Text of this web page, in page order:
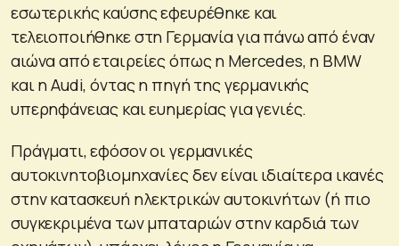
εσωτερικής καύσης εφευρέθηκε και
τελειοποιήθηκε στη Γερμανία για πάνω από έναν
αιώνα από εταιρείες όπως η Mercedes, η BMW
και η Audi, όντας η πηγή της γερμανικής
υπερηφάνειας και ευημερίας για γενιές.
Πράγματι, εφόσον οι γερμανικές
αυτοκινητοβιομηχανίες δεν είναι ιδιαίτερα ικανές
στην κατασκευή ηλεκτρικών αυτοκινήτων (ή πιο
συγκεκριμένα των μπαταριών στην καρδιά των